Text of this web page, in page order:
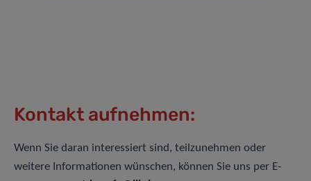
Kontakt aufnehmen:
Wenn Sie daran interessiert sind, teilzunehmen oder
weitere Informationen wünschen, können Sie uns per E-